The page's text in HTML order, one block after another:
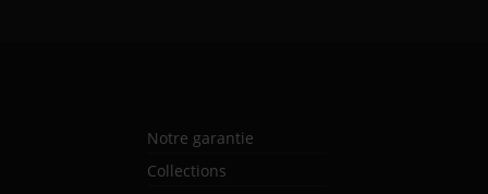
Notre garantie
Collections